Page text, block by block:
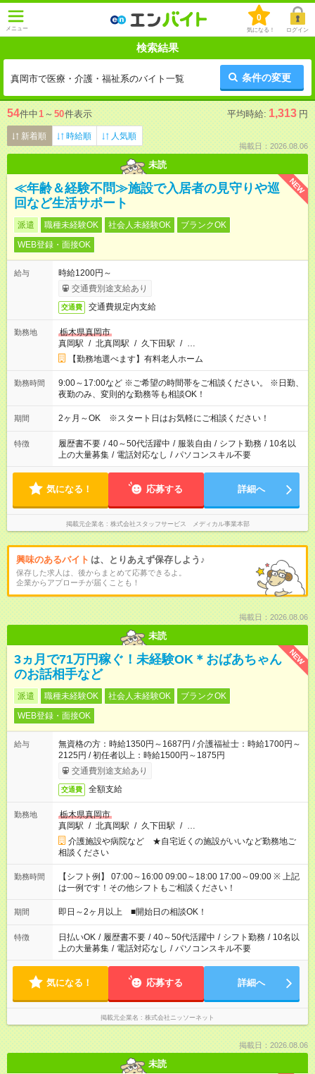
メニュー
0
気になる！ ログイン
検索結果
真岡市で医療・介護・福祉系のバイト一覧 条件の変更
54件中1 ～ 50件表示 平均時給: 1,313 円
新着順 時給順 人気順
掲載日：2026.08.06
未読
NEW
≪年齢＆経験不問≫施設で入居者の見守りや巡
回など生活サポート
派遣 職種未経験OK 社会人未経験OK
ブランクOK
WEB登録・面接OK
給与
時給1200円～
交通費別途支給あり
交通費 交通費規定内支給
勤務地
栃木県真岡市
真岡駅 / 北真岡駅 / 久下田駅 / …
【勤務地選べます】有料老人ホーム
勤務時間
9:00～17:00など ※ご希望の時間帯をご相談ください。 ※日勤、
夜勤のみ、変則的な勤務等も相談OK！
期間 2ヶ月～OK ※スタート日はお気軽にご相談ください！
特徴 履歴書不要 / 40～50代活躍中 / 服装自由 / シフト勤務 / 10名以
上の大量募集 / 電話対応なし / パソコンスキル不要
気になる！ 応募する 詳細へ
掲載元企業名 株式会社スタッフサービス メディカル事業本部
興味のあるバイト は、とりあえず保存しよう♪
保存した求人は、後からまとめて応募できるよ。
企業からアプローチが届くことも！
掲載日：2026.08.06
未読
NEW
3ヵ月で71万円稼ぐ！未経験OK＊おばあちゃん
のお話相手など
派遣 職種未経験OK 社会人未経験OK
ブランクOK
WEB登録・面接OK
給与
無資格の方：時給1350円～1687円 / 介護福祉士：時給1700円～
2125円 / 初任者以上：時給1500円～1875円
交通費別途支給あり
交通費 全額支給
勤務地
栃木県真岡市
真岡駅 / 北真岡駅 / 久下田駅 / …
介護施設や病院など ★自宅近くの施設がいいなど勤務地ご
相談ください
勤務時間
【シフト例】 07:00～16:00 09:00～18:00 17:00～09:00 ※ 上記
は一例です！その他シフトもご相談ください！
期間 即日～2ヶ月以上 ■開始日の相談OK！
特徴 日払いOK / 履歴書不要 / 40～50代活躍中 / シフト勤務 / 10名以
上の大量募集 / 電話対応なし / パソコンスキル不要
気になる！ 応募する 詳細へ
掲載元企業名 株式会社ニッソーネット
掲載日：2026.08.06
未読